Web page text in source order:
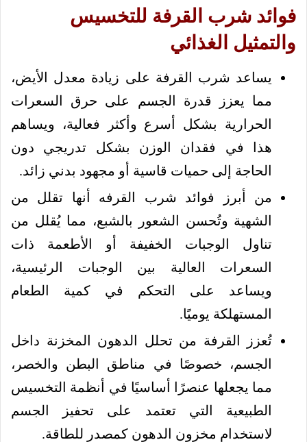
فوائد شرب القرفة للتخسيس
والتمثيل الغذائي
يساعد شرب القرفة على زيادة معدل الأيض،
مما يعزز قدرة الجسم على حرق السعرات
الحرارية بشكل أسرع وأكثر فعالية، ويساهم
هذا في فقدان الوزن بشكل تدريجي دون
الحاجة إلى حميات قاسية أو مجهود بدني زائد.
من أبرز فوائد شرب القرفه أنها تقلل من
الشهية وتُحسن الشعور بالشبع، مما يُقلل من
تناول الوجبات الخفيفة أو الأطعمة ذات
السعرات العالية بين الوجبات الرئيسية،
ويساعد على التحكم في كمية الطعام
المستهلكة يوميًا.
تُعزز القرفة من تحلل الدهون المخزنة داخل
الجسم، خصوصًا في مناطق البطن والخصر،
مما يجعلها عنصرًا أساسيًا في أنظمة التخسيس
الطبيعية التي تعتمد على تحفيز الجسم
لاستخدام مخزون الدهون كمصدر للطاقة.